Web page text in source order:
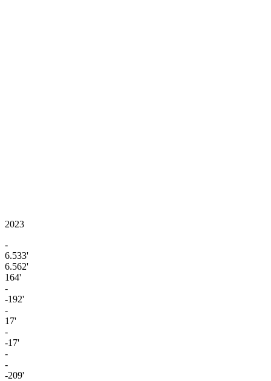
2023
-
6.533'
6.562'
164'
-
-192'
-
17'
-
-17'
-
-
-209'